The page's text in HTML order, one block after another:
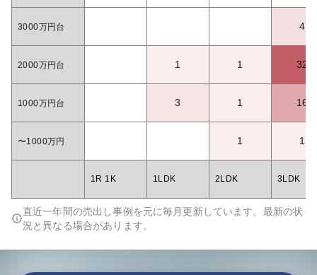
3000万円台 4
2000万円台 1 1 32
1000万円台 3 1 16
〜1000万円 1 1
1R 1K 1LDK 2LDK 3LDK
直近一年間の売出し事例を元に毎月更新しています。最新の状
況と異なる場合があります。